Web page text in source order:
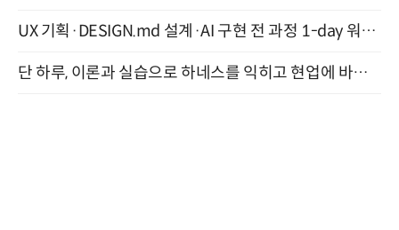
UX 기획·DESIGN.md 설계·AI 구현 전 과정 1-day 워크숍 with Claude Code·Codex 9월 15일 개최
단 하루, 이론과 실습으로 하네스를 익히고 현업에 바로 쓰는 핸즈온 워크숍 (8/20)